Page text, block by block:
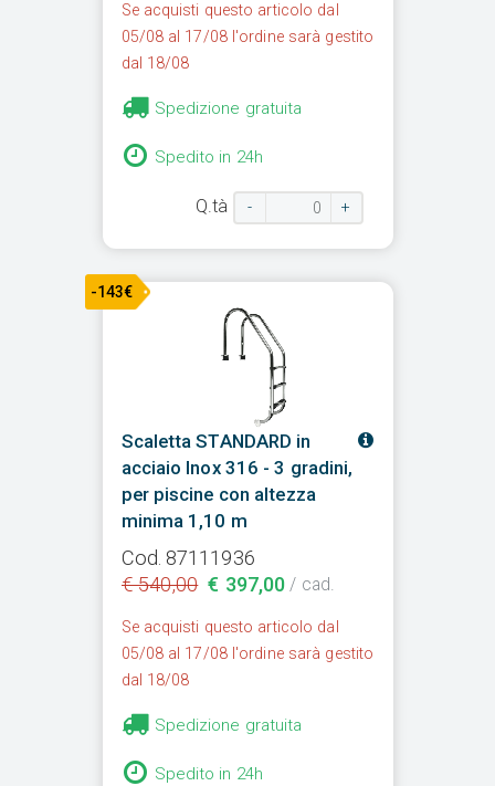
Se acquisti questo articolo dal
05/08 al 17/08 l'ordine sarà gestito
dal 18/08
Spedizione gratuita
Spedito in 24h
Q.tà - +
-143€
Scaletta STANDARD in
acciaio Inox 316 - 3 gradini,
per piscine con altezza
minima 1,10 m
Cod. 87111936
€ 540,00 € 397,00 / cad.
Se acquisti questo articolo dal
05/08 al 17/08 l'ordine sarà gestito
dal 18/08
Spedizione gratuita
Spedito in 24h